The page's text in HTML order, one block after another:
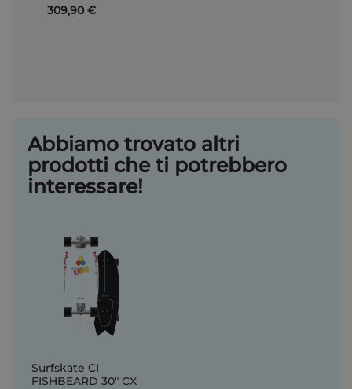
309,90 €
Abbiamo trovato altri
prodotti che ti potrebbero
interessare!
Surfskate CI
FISHBEARD 30" CX